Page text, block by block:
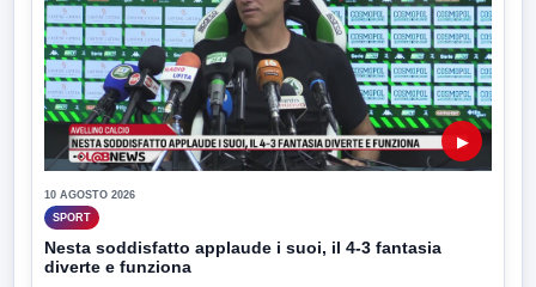
▶
10 AGOSTO 2026
SPORT
Nesta soddisfatto applaude i suoi, il 4-3 fantasia
diverte e funziona